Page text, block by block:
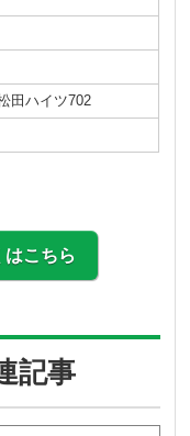
田ハイツ702
こちら
記事